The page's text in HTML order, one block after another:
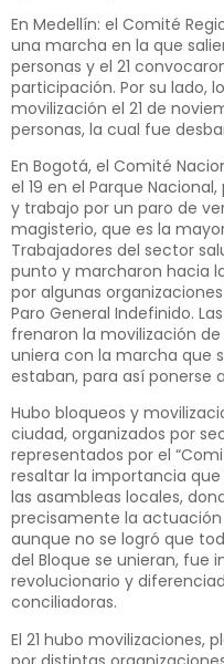
En Medellín: el Comité
una marcha en la que
personas y el 21
participación. Por su lado,
movilización el 21 de
personas, la cual fue
En Bogotá, el Comité
el 19 en el Parque
y trabajo por un paro de
magisterio, que es la
Trabajadores del sector
punto y marcharon hacia
por algunas
Paro General Indefinido.
frenaron la movilización
uniera con la marcha que
estaban, para así ponerse
Hubo bloqueos y
ciudad, organizados por
representados por el
resaltar la importancia
las asambleas locales,
precisamente la actuación
aunque no se logró que
del Bloque se unieran, fue
revolucionario y
conciliadoras.
El 21 hubo movilizaciones,